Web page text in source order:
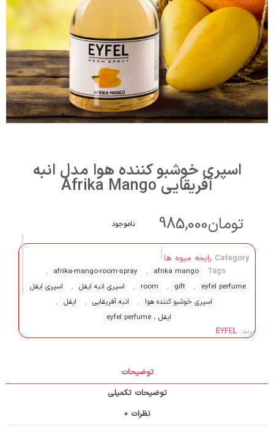
اسپری خوشبو کننده هوا مدل انبه
آفریقایی Afrika Mango
تومان985,000 ناموجود
Category رایحه میوه ها
Tags
afrika mango
,
afrika-mango-room-spray
,
eyfel perfume
,
gift
,
room
, اسپری انبه ایفل , اسپری ایفل ,
اسپری خوشبو کننده هوا , انبه آفریقایی , ایفل ,
ایفل ، eyfel perfume
برند: EYFEL
توضیحات
توضیحات تکمیلی
نظرات0